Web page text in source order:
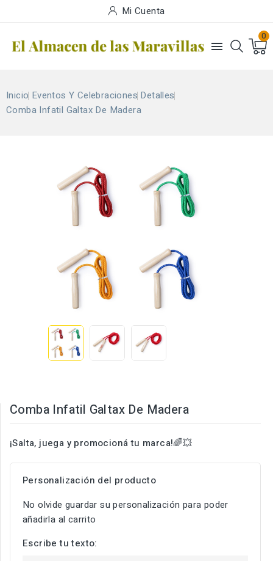
Mi Cuenta

0
Inicio Eventos Y Celebraciones Detalles
Comba Infatil Galtax De Madera
Comba Infatil Galtax De Madera
¡Salta, juega y promocioná tu marca!🌈💥
Personalización del producto
No olvide guardar su personalización para poder
añadirla al carrito
Escribe tu texto: